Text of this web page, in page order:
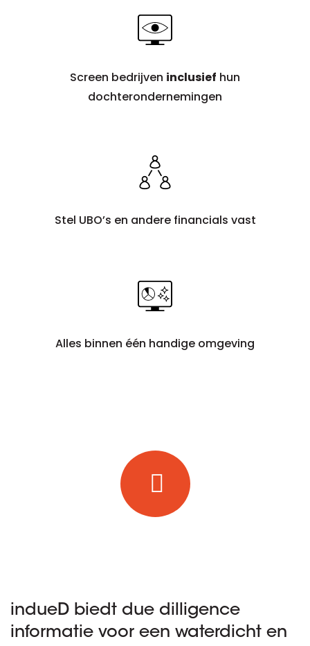
Screen bedrijven inclusief hun
dochterondernemingen
Stel UBO’s en andere financials vast
Alles binnen één handige omgeving
indueD biedt due dilligence
informatie voor een waterdicht en